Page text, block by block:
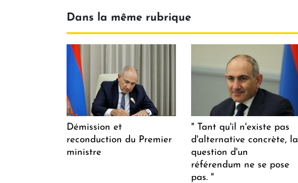
Dans la même rubrique
Démission et
reconduction du Premier
ministre
" Tant qu'il n'existe pas
d'alternative concrète, la
question d'un
référendum ne se pose
pas. "